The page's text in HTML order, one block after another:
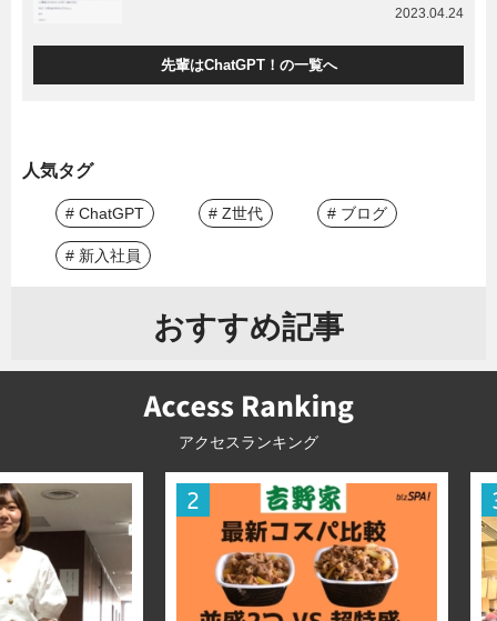
2023.04.24
先輩はChatGPT！の一覧へ
人気タグ
# ChatGPT # Z世代 # ブログ
# 新入社員
おすすめ記事
アクセスランキング